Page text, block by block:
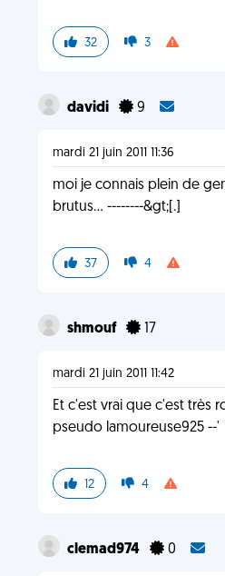
32 3
davidi 9
mardi 21 juin 2011 11:36
moi je connais plein de
brutus... --------&gt;[.]
37 4
shmouf 17
mardi 21 juin 2011 11:42
Et c'est vrai que c'est très
pseudo lamoureuse925 --'
12 4
clemad974 0